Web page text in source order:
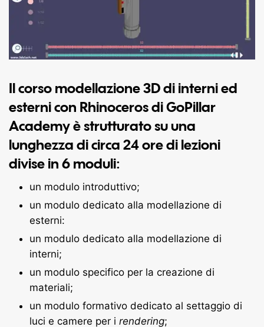
Il corso modellazione 3D di interni ed
esterni con RhinocerosdiGoPillar
Academyè strutturato su una
lunghezza di circa 24 ore di lezioni
divise in 6 moduli:
un modulo introduttivo;
un modulo dedicato alla modellazione di
esterni:
un modulo dedicato alla modellazione di
interni;
un modulo specifico per la creazione di
materiali;
un modulo formativo dedicato al settaggio di
luci e camere per i rendering;